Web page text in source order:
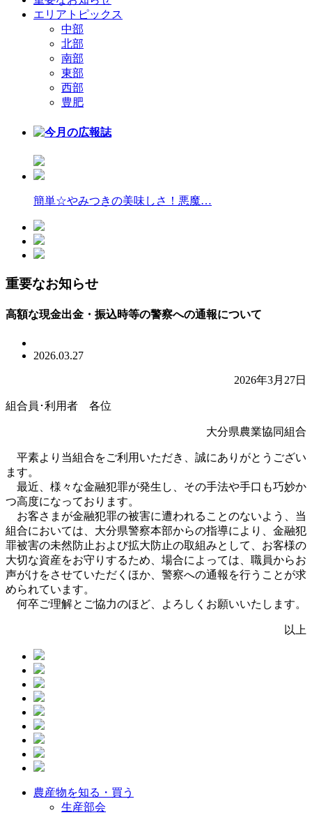
エリアトピックス
中部
北部
南部
東部
西部
豊肥
簡単☆やみつきの美味しさ！悪魔…
重要なお知らせ
高額な現金出金・振込時等の警察への通報について
2026.03.27
2026年3月27日
組合員･利用者 各位
大分県農業協同組合
平素より当組合をご利用いただき、誠にありがとうござい
ます。
最近、様々な金融犯罪が発生し、その手法や手口も巧妙か
つ高度になっております。
お客さまが金融犯罪の被害に遭われることのないよう、当
組合においては、大分県警察本部からの指導により、金融犯
罪被害の未然防止および拡大防止の取組みとして、お客様の
大切な資産をお守りするため、場合によっては、職員からお
声がけをさせていただくほか、警察への通報を行うことが求
められています。
何卒ご理解とご協力のほど、よろしくお願いいたします。
以上
農産物を知る・買う
生産部会